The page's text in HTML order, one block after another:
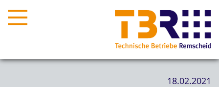
18.02.2021